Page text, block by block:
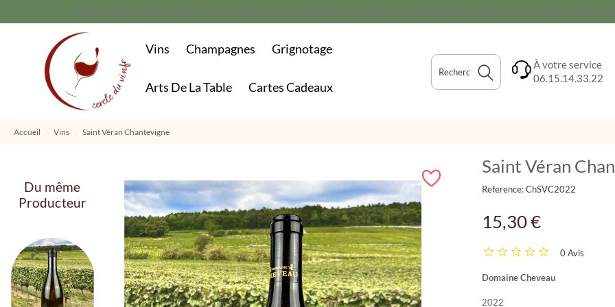
Livraison gratuite sur rendez-vous à Troyes et proche agglomération à partir de 6 bouteilles et à partir de 24 bouteilles pour le
Vins Champagnes Grignotage
Arts De La Table Cartes Cadeaux
À votre service
06.15.14.33.22
Accueil Vins Saint Véran Chantevigne
Du même
Producteur
Saint Véran
Reference:ChSVC2022
15,30 €
0 Avis
Domaine Cheveau
2022